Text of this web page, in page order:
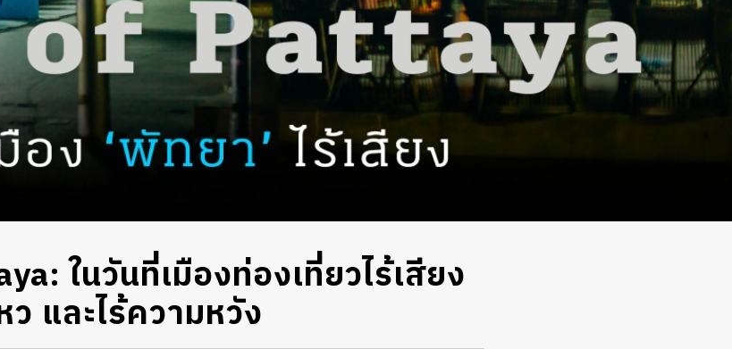
ในวันที่เมืองท่องเที่ยวไร้เสียง
และไร้ความหวัง